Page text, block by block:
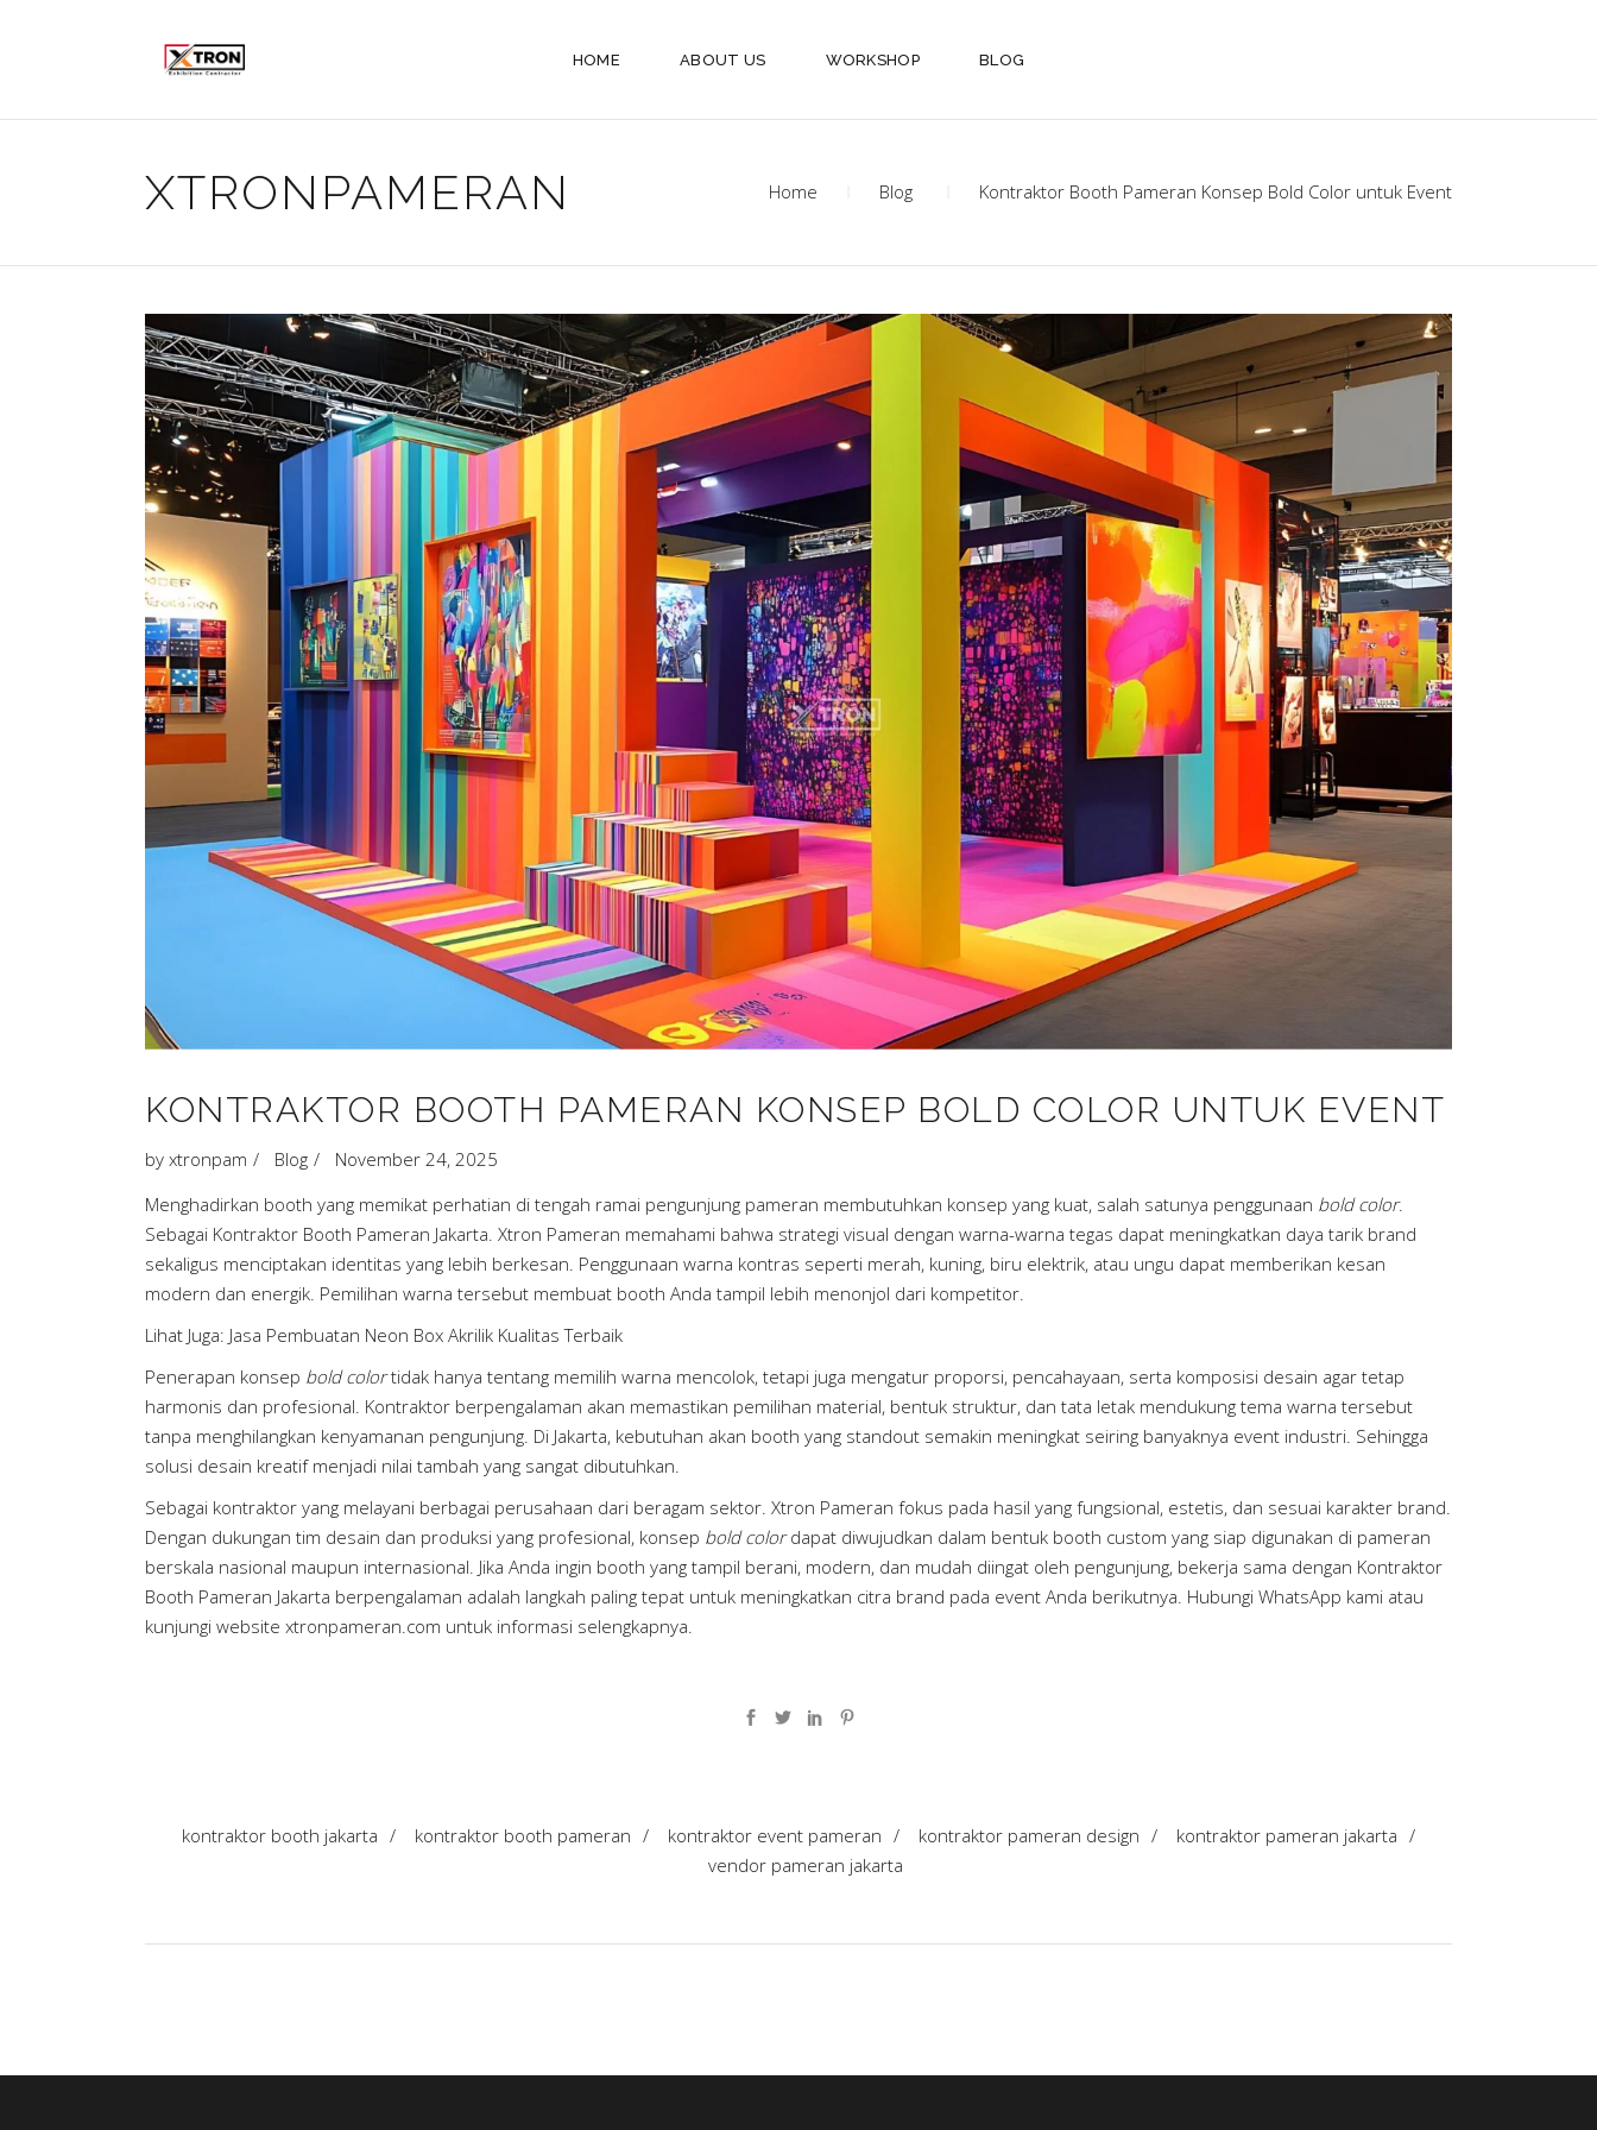
HOME ABOUT US WORKSHOP BLOG
XTRONPAMERAN Home Blog Kontraktor Booth Pameran Konsep Bold Color untuk Event
KONTRAKTOR BOOTH PAMERAN KONSEP BOLD COLOR UNTUK EVENT
by xtronpam Blog
November 24, 2025
Menghadirkan booth yang memikat perhatian di tengah ramai pengunjung pameran membutuhkan konsep yang kuat, salah satunya penggunaan bold color.
Sebagai Kontraktor Booth Pameran Jakarta. Xtron Pameran memahami bahwa strategi visual dengan warna-warna tegas dapat meningkatkan daya tarik brand
sekaligus menciptakan identitas yang lebih berkesan. Penggunaan warna kontras seperti merah, kuning, biru elektrik, atau ungu dapat memberikan kesan
modern dan energik. Pemilihan warna tersebut membuat booth Anda tampil lebih menonjol dari kompetitor.
Lihat Juga: Jasa Pembuatan Neon Box Akrilik Kualitas Terbaik
Penerapan konsep bold colortidak hanya tentang memilih warna mencolok, tetapi juga mengatur proporsi, pencahayaan, serta komposisi desain agar tetap
harmonis dan profesional. Kontraktor berpengalaman akan memastikan pemilihan material, bentuk struktur, dan tata letak mendukung tema warna tersebut
tanpa menghilangkan kenyamanan pengunjung. Di Jakarta, kebutuhan akan booth yang standout semakin meningkat seiring banyaknya event industri. Sehingga
solusi desain kreatif menjadi nilai tambah yang sangat dibutuhkan.
Sebagai kontraktor yang melayani berbagai perusahaan dari beragam sektor. Xtron Pameran fokus pada hasil yang fungsional, estetis, dan sesuai karakter brand.
Dengan dukungan tim desain dan produksi yang profesional, konsep bold colordapat diwujudkan dalam bentuk booth custom yang siap digunakan di pameran
berskala nasional maupun internasional. Jika Anda ingin booth yang tampil berani, modern, dan mudah diingat oleh pengunjung, bekerja sama dengan Kontraktor
Booth Pameran Jakarta berpengalaman adalah langkah paling tepat untuk meningkatkan citra brand pada event Anda berikutnya. Hubungi WhatsApp kami atau
kunjungi website xtronpameran.com untuk informasi selengkapnya.
kontraktor booth jakarta / kontraktor booth pameran / kontraktor event pameran / kontraktor pameran design / kontraktor pameran jakarta /
vendor pameran jakarta